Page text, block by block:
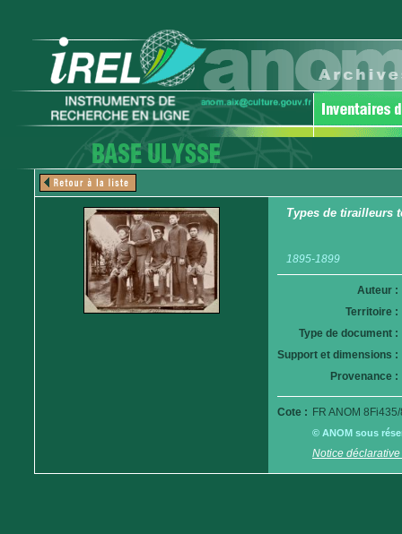
Types de tirailleurs
1895-1899
Auteur :
Territoire :
Type de document :
Support et dimensions :
Provenance :
Cote : FR ANOM
© ANOM sous
Notice